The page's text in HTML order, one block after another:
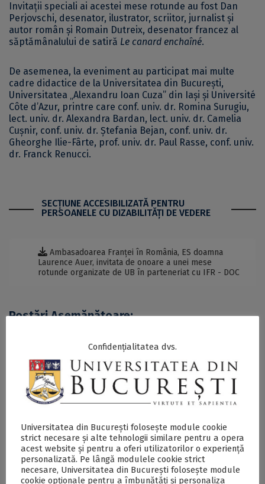
Invitații speciali ai acestei mese rotunde au fost Dan
Perjovschi, desenator, ilustrator, scriitor, jurnalist și
autor român și Romain Dutreix, desenator francez al
săptămânalului de satiră Le canard enchaîné.
De asemenea, la eveniment au participat mai multe
cadre didactice de la Universitatea din București,
Universitatea „Alexandru Ioan Cuza” din Iași și Université
Côte d’Azur, printre care conf. univ. dr. Romina Surugiu,
lect. univ. dr. Alexandra Bardan, lect. univ. dr. Camelia
Cușnir, conf. univ. dr. Ștefania Bejan, conf. univ. dr.
Gheorghe Ilie-Fârte, prof. univ. dr. Paul Rasse, conf. univ.
dr. Franck Renucci.
SECŢIUNE ACCESIBILIZATĂ PENTRU
PERSOANELE CU DIZABILITĂŢI DE VEDERE
Ambasadoarea Franței în România, ES doamna
Laurence Auer, invitata de onoare a unei mese
rotunde organizate de UB în parteneriat cu IFR - DOC
Postări Asemănătoare:
Ambasadoarea
Suediei în România,
ES doamna Therese
Hydén, invitata de
onoare a conferinţei
Concursul de
traduceri ANNARR
și-a desemnat
laureații. Excelența
Sa, doamna Therese
Confidențialitatea dvs.
Universitatea din București folosește module cookie
strict necesare și alte tehnologii similare pentru a opera
acest website și pentru a oferi utilizatorilor o experiență
personalizată. Pe lângă modulele cookie strict
necesare, Universitatea din București folosește module
cookie opționale pentru a îmbunătăți și personaliza